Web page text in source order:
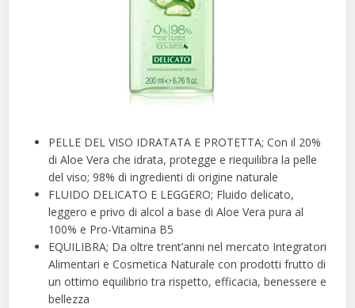
PELLE DEL VISO IDRATATA E PROTETTA; Con il 20%
di Aloe Vera che idrata, protegge e riequilibra la pelle
del viso; 98% di ingredienti di origine naturale
FLUIDO DELICATO E LEGGERO; Fluido delicato,
leggero e privo di alcol a base di Aloe Vera pura al
100% e Pro-Vitamina B5
EQUILIBRA; Da oltre trent’anni nel mercato Integratori
Alimentari e Cosmetica Naturale con prodotti frutto di
un ottimo equilibrio tra rispetto, efficacia, benessere e
bellezza